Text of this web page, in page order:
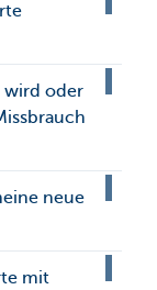
wird oder
neue
mit